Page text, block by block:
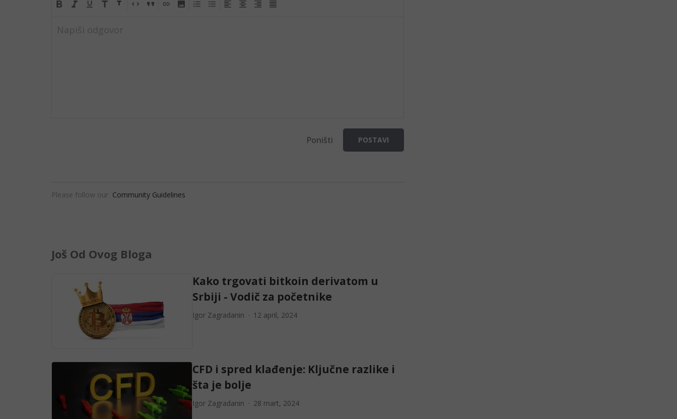
Napiši odgovor
Poništi POSTAVI
Please follow our Community Guidelines
Još Od Ovog Bloga
Kako trgovati bitkoin derivatom u
Srbiji - Vodič za početnike
Igor Zagradanin 12 april, 2024
CFD i spred klađenje: Ključne razlike i
šta je bolje
Igor Zagradanin 28 mart, 2024